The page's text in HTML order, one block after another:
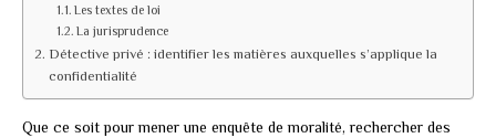
Les textes de loi
La jurisprudence
Détective privé : identifier les matières auxquelles s’applique la
confidentialité
Que ce soit pour mener une enquête de moralité, rechercher des